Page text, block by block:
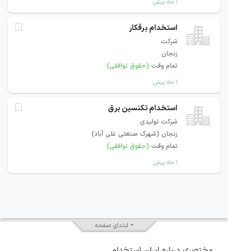
۱ ماه پیش
استخدام برقکار
شرکت
زنجان
تمام وقت (حقوق توافقی)
۱ ماه پیش
استخدام تکنسین برق
شرکت تولیدی
زنجان (شهرک صنعتی علی آباد)
تمام وقت (حقوق توافقی)
۱ ماه پیش
ابتدای صفحه